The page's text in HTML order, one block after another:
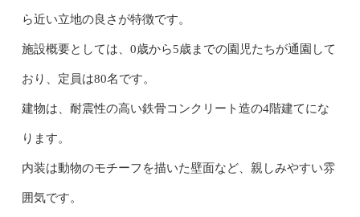
ら近い立地の良さが特徴です。
施設概要としては、0歳から5歳までの園児たちが通園して
おり、定員は80名です。
建物は、耐震性の高い鉄骨コンクリート造の4階建てにな
ります。
内装は動物のモチーフを描いた壁面など、親しみやすい雰
囲気です。